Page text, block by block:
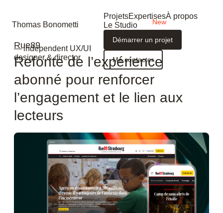
Thomas Bonometti
— independent UX/UI
designer & director
ProjetsExpertisesÀ propos
Le Studio
Démarrer un projet
Me contacter
Rue89
Refonte de l’expérience
abonné pour renforcer
l’engagement et le lien aux
lecteurs